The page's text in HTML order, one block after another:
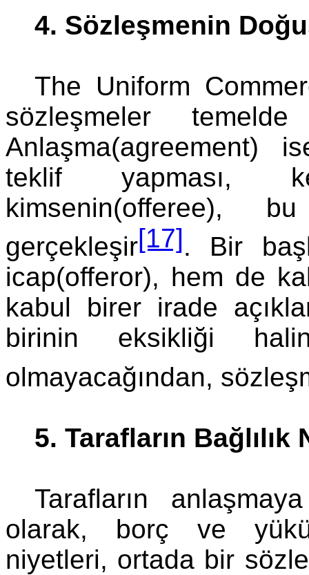
4. Sözleşmenin
The Uniform
sözleşmeler
Anlaşma(agreement)
teklif yapması,
kimsenin(offeree),
gerçekleşir[17]. Bir
icap(offeror), hem de
kabul birer irade
birinin eksikliği
olmayacağından,
5. Tarafların Bağlılık
Tarafların
olarak, borç ve
niyetleri, ortada bir